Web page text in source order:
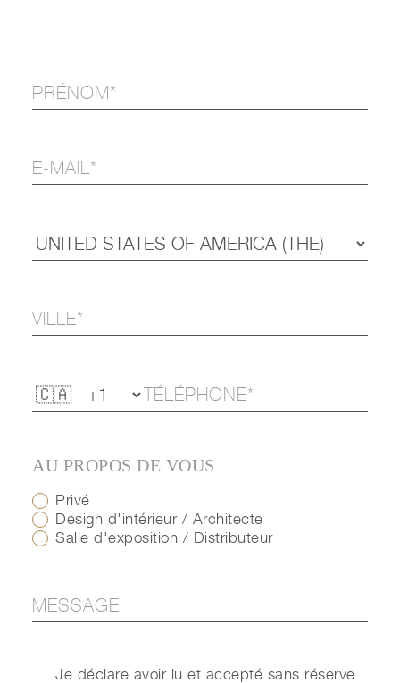
AU PROPOS DE VOUS
Privé
Design d'intérieur / Architecte
Salle d'exposition / Distributeur
Je déclare avoir lu et accepté sans réserve